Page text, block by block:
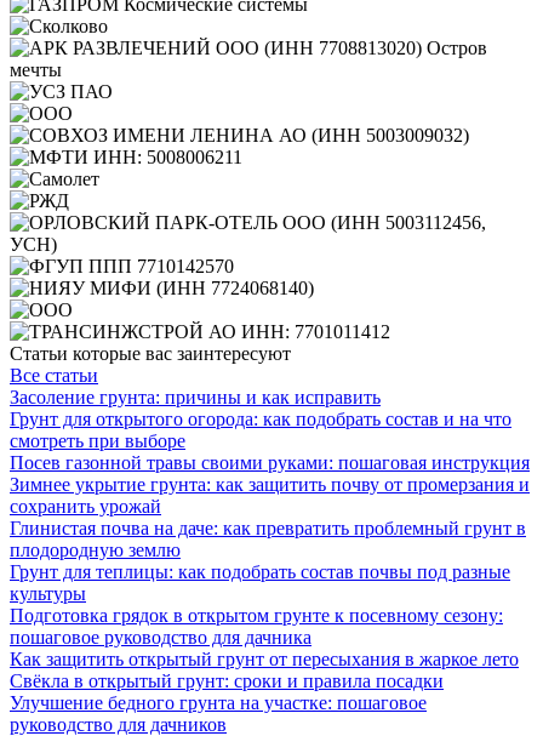
Статьи которые вас заинтересуют
Все статьи
Засоление грунта: причины и как исправить
Грунт для открытого огорода: как подобрать состав и на что
смотреть при выборе
Посев газонной травы своими руками: пошаговая инструкция
Зимнее укрытие грунта: как защитить почву от промерзания и
сохранить урожай
Глинистая почва на даче: как превратить проблемный грунт в
плодородную землю
Грунт для теплицы: как подобрать состав почвы под разные
культуры
Подготовка грядок в открытом грунте к посевному сезону:
пошаговое руководство для дачника
Как защитить открытый грунт от пересыхания в жаркое лето
Свёкла в открытый грунт: сроки и правила посадки
Улучшение бедного грунта на участке: пошаговое
руководство для дачников